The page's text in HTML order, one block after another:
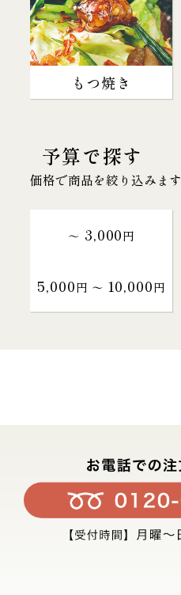
もつ焼き
予算で探す
価格で商品を絞り込みます
～ 3,000円
5,000円 〜 10,000円